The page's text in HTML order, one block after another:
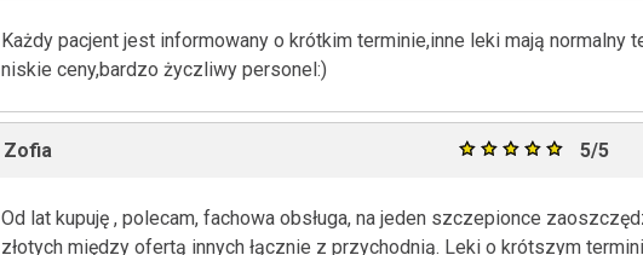
Każdy pacjent jest informowany o krótkim terminie,inne leki mają normalny
niskie ceny,bardzo życzliwy personel:)
Zofia 5/5
Od lat kupuję , polecam, fachowa obsługa, na jeden szczepionce
złotych między ofertą innych łącznie z przychodnią. Leki o krótszym